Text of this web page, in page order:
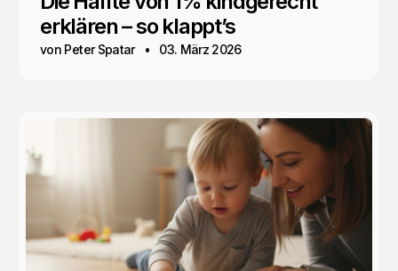
erklären – so klappt’s
von Peter Spatar 03. März 2026